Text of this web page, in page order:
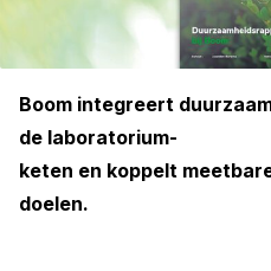
Boom integreert
de laboratorium-
keten en koppelt
doelen.